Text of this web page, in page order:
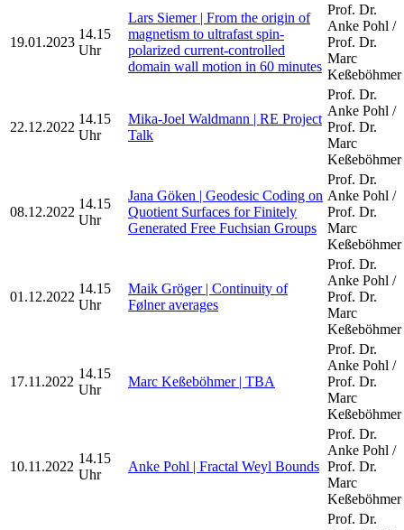
19.01.2023
14.15
Uhr
Lars Siemer | From the origin of
magnetism to ultrafast spin-
polarized current-controlled
domain wall motion in 60 minutes
Prof. Dr.
Anke Pohl /
Prof. Dr.
Marc
Keßeböhmer
22.12.2022
14.15
Uhr
Mika-Joel Waldmann | RE Project
Talk
Prof. Dr.
Anke Pohl /
Prof. Dr.
Marc
Keßeböhmer
08.12.2022
14.15
Uhr
Jana Göken | Geodesic Coding on
Quotient Surfaces for Finitely
Generated Free Fuchsian Groups
Prof. Dr.
Anke Pohl /
Prof. Dr.
Marc
Keßeböhmer
01.12.2022
14.15
Uhr
Maik Gröger | Continuity of
Følner averages
Prof. Dr.
Anke Pohl /
Prof. Dr.
Marc
Keßeböhmer
17.11.2022
14.15
Uhr
Marc Keßeböhmer | TBA
Prof. Dr.
Anke Pohl /
Prof. Dr.
Marc
Keßeböhmer
10.11.2022
14.15
Uhr
Anke Pohl | Fractal Weyl Bounds
Prof. Dr.
Anke Pohl /
Prof. Dr.
Marc
Keßeböhmer
Prof. Dr.